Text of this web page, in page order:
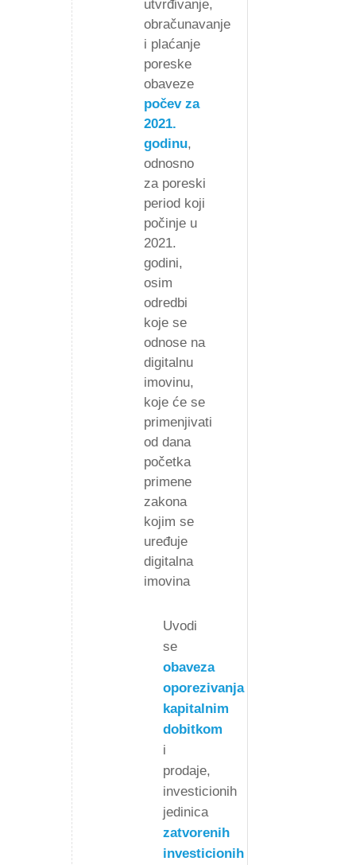
utvrđivanje,
obračunavanje
i plaćanje
poreske
obaveze
počev za
2021.
godinu,
odnosno
za poreski
period koji
počinje u
2021.
godini,
osim
odredbi
koje se
odnose na
digitalnu
imovinu,
koje će se
primenjivati
od dana
početka
primene
zakona
kojim se
uređuje
digitalna
imovina
Uvodi
se
obaveza
oporezivanja
kapitalnim
dobitkom
i
prodaje,
investicionih
jedinica
zatvorenih
investicionih